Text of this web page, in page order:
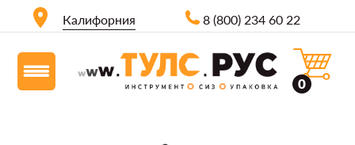
Калифорния 8 (800) 234 60 22
0